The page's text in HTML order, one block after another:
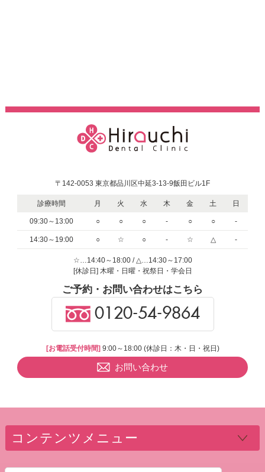
〒142-0053 東京都品川区中延3-13-9飯田ビル1F
診療時間 月 火 水 木 金 土 日
09:30～13:00 ○ ○ ○ - ○ ○ -
14:30～19:00 ○ ☆ ○ - ☆ △ -
☆…14:40～18:00 / △…14:30～17:00
[休診日] 木曜・日曜・祝祭日・学会日
ご予約・お問い合わせはこちら
0120-54-9864
[お電話受付時間] 9:00～18:00 (休診日：木・日・祝日)
お問い合わせ
コンテンツメニュー